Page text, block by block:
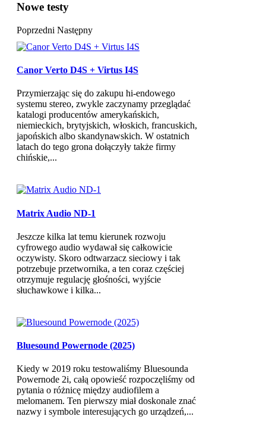
Nowe testy
Poprzedni Następny
Canor Verto D4S + Virtus I4S
Przymierzając się do zakupu hi-endowego
systemu stereo, zwykle zaczynamy przeglądać
katalogi producentów amerykańskich,
niemieckich, brytyjskich, włoskich, francuskich,
japońskich albo skandynawskich. W ostatnich
latach do tego grona dołączyły także firmy
chińskie,...
Matrix Audio ND-1
Jeszcze kilka lat temu kierunek rozwoju
cyfrowego audio wydawał się całkowicie
oczywisty. Skoro odtwarzacz sieciowy i tak
potrzebuje przetwornika, a ten coraz częściej
otrzymuje regulację głośności, wyjście
słuchawkowe i kilka...
Bluesound Powernode (2025)
Kiedy w 2019 roku testowaliśmy Bluesounda
Powernode 2i, całą opowieść rozpoczęliśmy od
pytania o różnicę między audiofilem a
melomanem. Ten pierwszy miał doskonale znać
nazwy i symbole interesujących go urządzeń,...